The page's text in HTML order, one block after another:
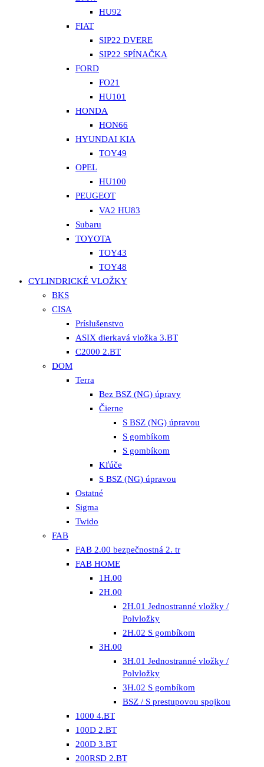
HU92
FIAT
SIP22 DVERE
SIP22 SPÍNAČKA
FORD
FO21
HU101
HONDA
HON66
HYUNDAI KIA
TOY49
OPEL
HU100
PEUGEOT
VA2 HU83
Subaru
TOYOTA
TOY43
TOY48
CYLINDRICKÉ VLOŽKY
BKS
CISA
Príslušenstvo
ASIX dierkavá vložka 3.BT
C2000 2.BT
DOM
Terra
Bez BSZ (NG) úpravy
Čierne
S BSZ (NG) úpravou
S gombíkom
S gombíkom
Kľúče
S BSZ (NG) úpravou
Ostatné
Sigma
Twido
FAB
FAB 2.00 bezpečnostná 2. tr
FAB HOME
1H.00
2H.00
2H.01 Jednostranné vložky /
Polvložky
2H.02 S gombíkom
3H.00
3H.01 Jednostranné vložky /
Polvložky
3H.02 S gombíkom
BSZ / S prestupovou spojkou
1000 4.BT
100D 2.BT
200D 3.BT
200RSD 2.BT